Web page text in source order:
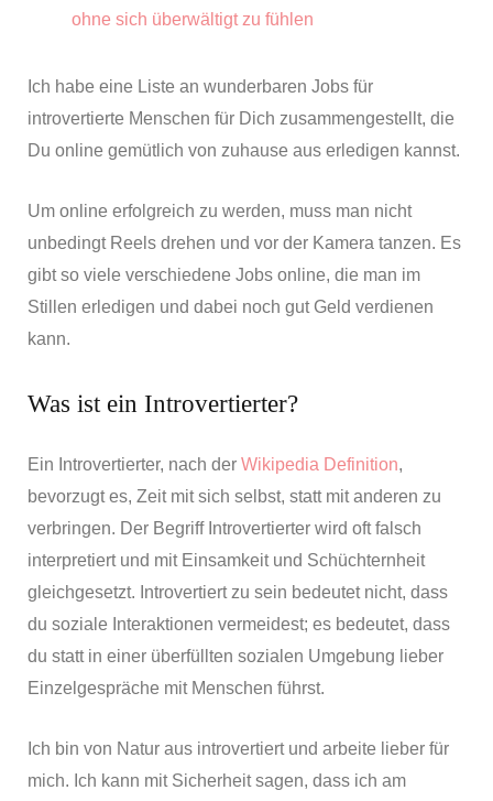
ohne sich überwältigt zu fühlen
Ich habe eine Liste an wunderbaren Jobs für
introvertierte Menschen für Dich zusammengestellt, die
Du online gemütlich von zuhause aus erledigen kannst.
Um online erfolgreich zu werden, muss man nicht
unbedingt Reels drehen und vor der Kamera tanzen. Es
gibt so viele verschiedene Jobs online, die man im
Stillen erledigen und dabei noch gut Geld verdienen
kann.
Was ist ein Introvertierter?
Ein Introvertierter, nach der Wikipedia Definition,
bevorzugt es, Zeit mit sich selbst, statt mit anderen zu
verbringen. Der Begriff Introvertierter wird oft falsch
interpretiert und mit Einsamkeit und Schüchternheit
gleichgesetzt. Introvertiert zu sein bedeutet nicht, dass
du soziale Interaktionen vermeidest; es bedeutet, dass
du statt in einer überfüllten sozialen Umgebung lieber
Einzelgespräche mit Menschen führst.
Ich bin von Natur aus introvertiert und arbeite lieber für
mich. Ich kann mit Sicherheit sagen, dass ich am